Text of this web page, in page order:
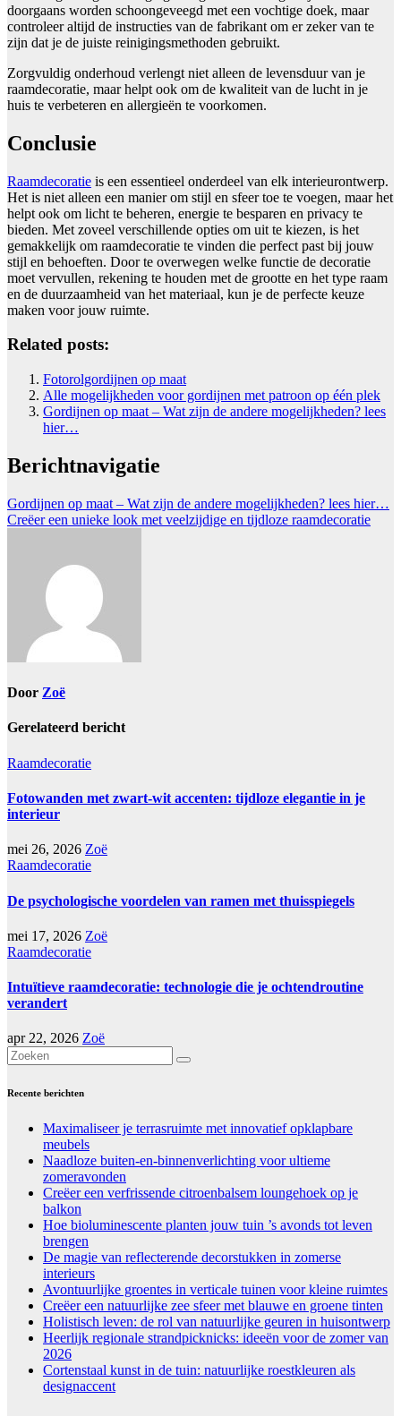
doorgaans worden schoongeveegd met een vochtige doek, maar
controleer altijd de instructies van de fabrikant om er zeker van te
zijn dat je de juiste reinigingsmethoden gebruikt.
Zorgvuldig onderhoud verlengt niet alleen de levensduur van je
raamdecoratie, maar helpt ook om de kwaliteit van de lucht in je
huis te verbeteren en allergieën te voorkomen.
Conclusie
Raamdecoratie is een essentieel onderdeel van elk interieurontwerp.
Het is niet alleen een manier om stijl en sfeer toe te voegen, maar het
helpt ook om licht te beheren, energie te besparen en privacy te
bieden. Met zoveel verschillende opties om uit te kiezen, is het
gemakkelijk om raamdecoratie te vinden die perfect past bij jouw
stijl en behoeften. Door te overwegen welke functie de decoratie
moet vervullen, rekening te houden met de grootte en het type raam
en de duurzaamheid van het materiaal, kun je de perfecte keuze
maken voor jouw ruimte.
Related posts:
Fotorolgordijnen op maat
Alle mogelijkheden voor gordijnen met patroon op één plek
Gordijnen op maat – Wat zijn de andere mogelijkheden? lees
hier…
Berichtnavigatie
Gordijnen op maat – Wat zijn de andere mogelijkheden? lees hier…
Creëer een unieke look met veelzijdige en tijdloze raamdecoratie
Door Zoë
Gerelateerd bericht
Raamdecoratie
Fotowanden met zwart-wit accenten: tijdloze elegantie in je
interieur
mei 26, 2026 Zoë
Raamdecoratie
De psychologische voordelen van ramen met thuisspiegels
mei 17, 2026 Zoë
Raamdecoratie
Intuïtieve raamdecoratie: technologie die je ochtendroutine
verandert
apr 22, 2026 Zoë
Recente berichten
Maximaliseer je terrasruimte met innovatief opklapbare
meubels
Naadloze buiten-en-binnenverlichting voor ultieme
zomeravonden
Creëer een verfrissende citroenbalsem loungehoek op je
balkon
Hoe bioluminescente planten jouw tuin ’s avonds tot leven
brengen
De magie van reflecterende decorstukken in zomerse
interieurs
Avontuurlijke groentes in verticale tuinen voor kleine ruimtes
Creëer een natuurlijke zee sfeer met blauwe en groene tinten
Holistisch leven: de rol van natuurlijke geuren in huisontwerp
Heerlijk regionale strandpicknicks: ideeën voor de zomer van
2026
Cortenstaal kunst in de tuin: natuurlijke roestkleuren als
designaccent